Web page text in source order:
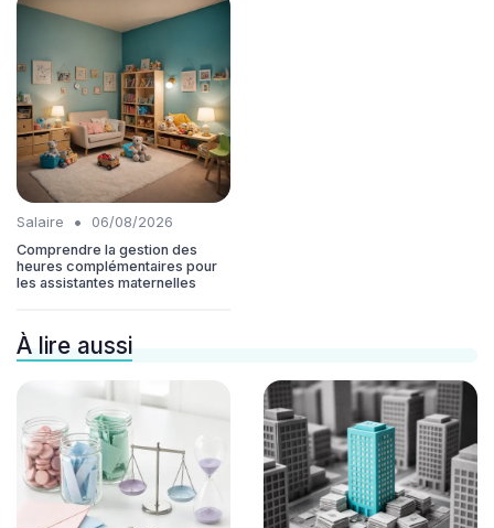
Salaire •
06/08/2026
Comprendre la gestion des
heures complémentaires pour
les assistantes maternelles
À lire aussi